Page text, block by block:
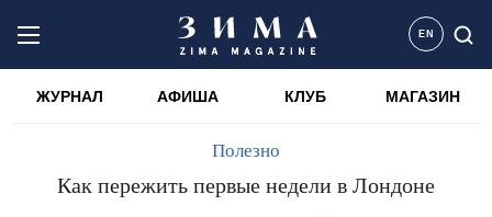
EN
ЖУРНАЛ АФИША КЛУБ МАГАЗИН
Полезно
Как пережить первые недели в Лондоне